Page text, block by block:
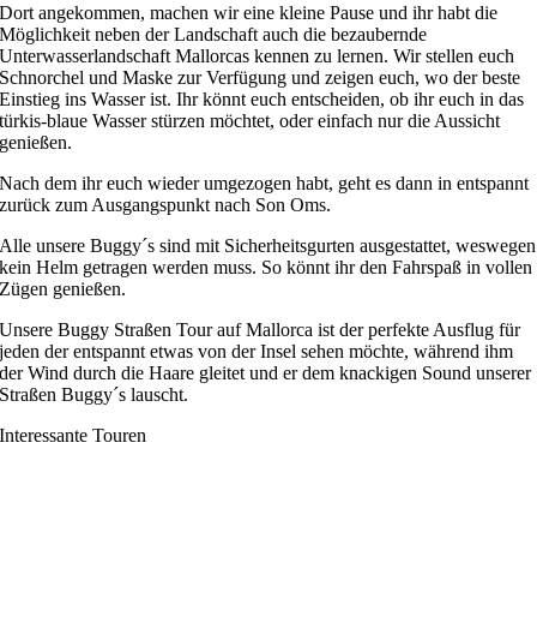
Dort angekommen, machen wir eine kleine Pause und ihr habt die
Möglichkeit neben der Landschaft auch die bezaubernde
Unterwasserlandschaft Mallorcas kennen zu lernen. Wir stellen euch
Schnorchel und Maske zur Verfügung und zeigen euch, wo der beste
Einstieg ins Wasser ist. Ihr könnt euch entscheiden, ob ihr euch in das
türkis-blaue Wasser stürzen möchtet, oder einfach nur die Aussicht
genießen.
Nach dem ihr euch wieder umgezogen habt, geht es dann in entspannt
zurück zum Ausgangspunkt nach Son Oms.
Alle unsere Buggy´s sind mit Sicherheitsgurten ausgestattet, weswegen
kein Helm getragen werden muss. So könnt ihr den Fahrspaß in vollen
Zügen genießen.
Unsere Buggy Straßen Tour auf Mallorca ist der perfekte Ausflug für
jeden der entspannt etwas von der Insel sehen möchte, während ihm
der Wind durch die Haare gleitet und er dem knackigen Sound unserer
Straßen Buggy´s lauscht.
Interessante Touren